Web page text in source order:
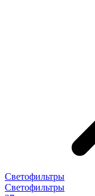
Светофильтры
Светофильтры